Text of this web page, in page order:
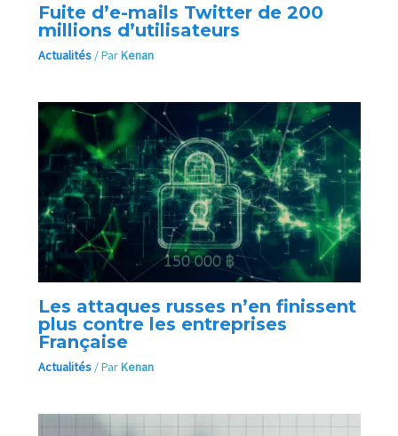
Fuite d’e-mails Twitter de 200
millions d’utilisateurs
Actualités/ ParKenan
Les attaques russes n’en finissent
plus contre les entreprises
Française
Actualités/ ParKenan